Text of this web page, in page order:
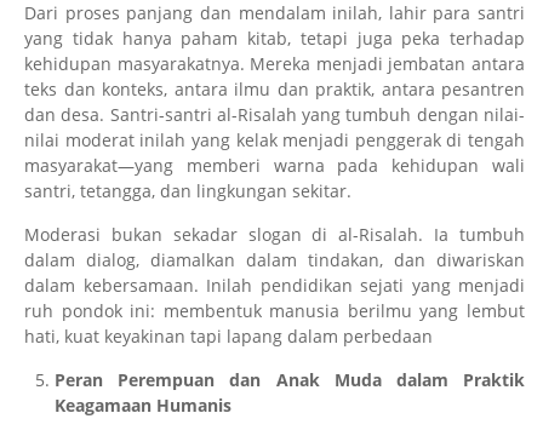
Dari proses panjang dan mendalam inilah, lahir para santri
yang tidak hanya paham kitab, tetapi juga peka terhadap
kehidupan masyarakatnya. Mereka menjadi jembatan antara
teks dan konteks, antara ilmu dan praktik, antara pesantren
dan desa. Santri-santri al-Risalah yang tumbuh dengan nilai-
nilai moderat inilah yang kelak menjadi penggerak di tengah
masyarakat—yang memberi warna pada kehidupan wali
santri, tetangga, dan lingkungan sekitar.
Moderasi bukan sekadar slogan di al-Risalah. Ia tumbuh
dalam dialog, diamalkan dalam tindakan, dan diwariskan
dalam kebersamaan. Inilah pendidikan sejati yang menjadi
ruh pondok ini: membentuk manusia berilmu yang lembut
hati, kuat keyakinan tapi lapang dalam perbedaan
Peran Perempuan dan Anak Muda dalam Praktik
Keagamaan Humanis